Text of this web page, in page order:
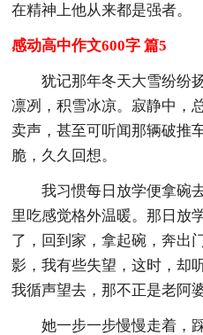
在精神上他从来都是强者。
感动高中作文600字 篇5
犹记那年冬天大雪纷纷
凛冽，积雪冰凉。寂静中，
卖声，甚至可听闻那辆破推
脆，久久回想。
我习惯每日放学便拿碗
里吃感觉格外温暖。那日放
了，回到家，拿起碗，奔出
影，我有些失望，这时，却
我循声望去，那不正是老阿婆
她一步一步慢慢走着，